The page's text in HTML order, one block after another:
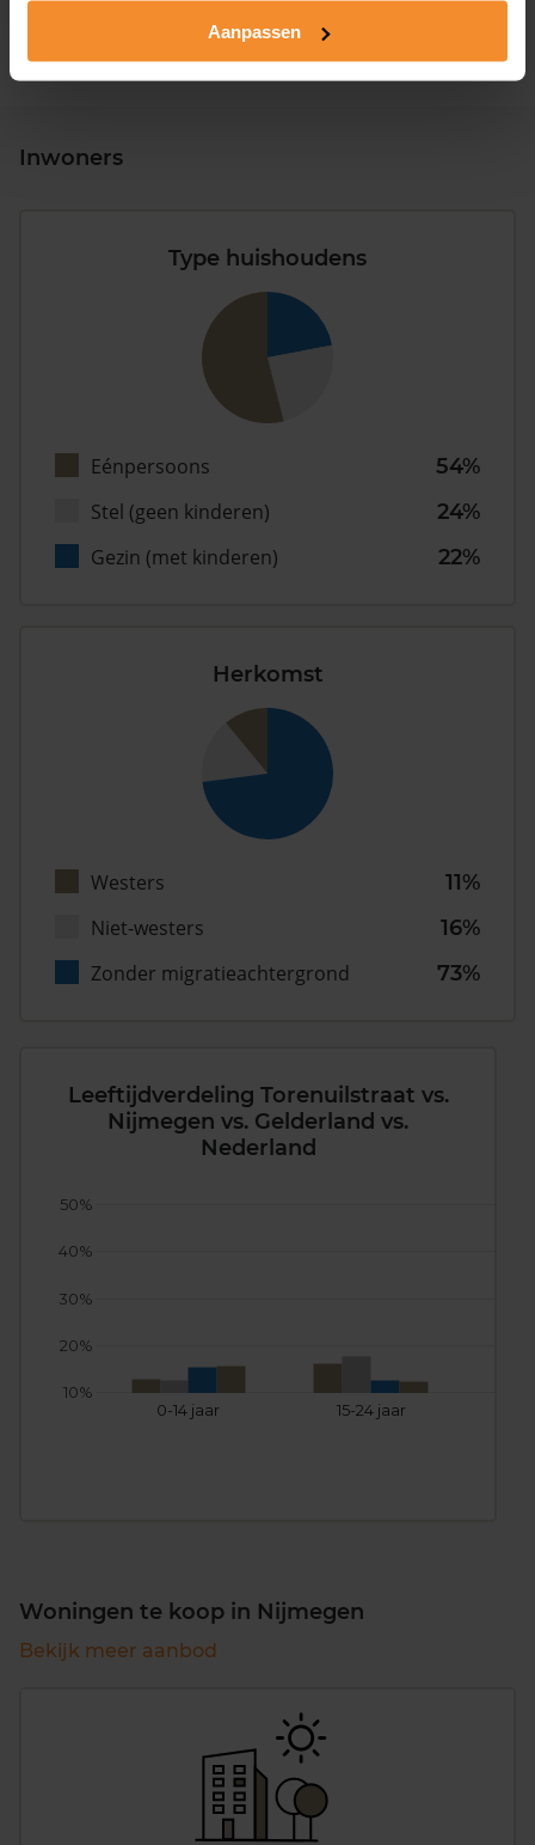
Aanpassen
Inwoners
Type huishoudens
Eénpersoons
54%
Stel (geen kinderen)
24%
Gezin (met kinderen)
22%
Herkomst
Westers
11%
Niet-westers
16%
Zonder migratieachtergrond
73%
Leeftijdverdeling Torenuilstraat vs.
Nijmegen vs. Gelderland vs.
Nederland
0-14 jaar 15-24 jaar
10%
20%
30%
40%
50%
Woningen te koop in Nijmegen
Bekijk meer aanbod